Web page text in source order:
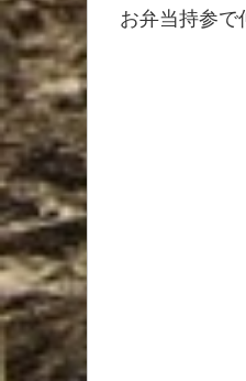
お弁当持参で